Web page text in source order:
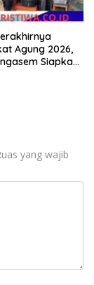
Agung 2026,
Siapkan
yang wajib